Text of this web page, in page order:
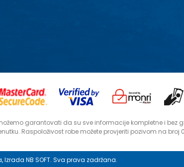
garantovati da su sve informacije kompletne i bez
Raspoloživost robe možete provjeriti pozivom na
, Izrada NB SOFT. Sva prava zadržana.